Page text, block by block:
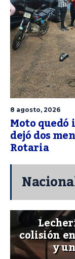
8 agosto, 2026
Moto
dejó dos
Rotaria
colisión
y